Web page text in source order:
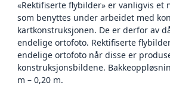
«Rektifiserte flybilder» er vanligvis
som benyttes under arbeidet med
kartkonstruksjonen. De er derfor av
endelige ortofoto. Rektifiserte
endelige ortofoto når disse er
konstruksjonsbildene.
m – 0,20 m.